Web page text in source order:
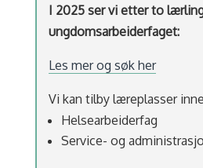
I 2025 ser vi etter to
ungdomsarbeiderfaget:
Les mer og søk her
Vi kan tilby læreplasser
Helsearbeiderfag
Service- og